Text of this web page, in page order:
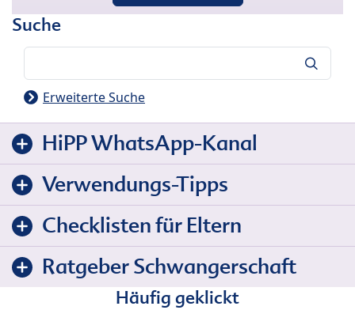
Suche
Erweiterte Suche
HiPP WhatsApp-Kanal
Verwendungs-Tipps
Checklisten für Eltern
Ratgeber Schwangerschaft
Häufig geklickt